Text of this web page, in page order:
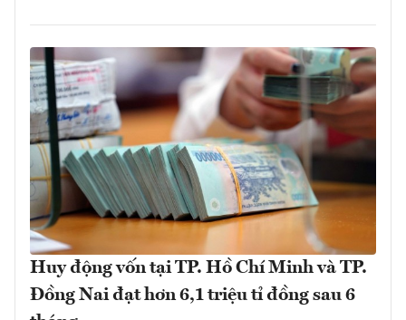
Huy động vốn tại TP. Hồ Chí Minh và TP.
Đồng Nai đạt hơn 6,1 triệu tỉ đồng sau 6